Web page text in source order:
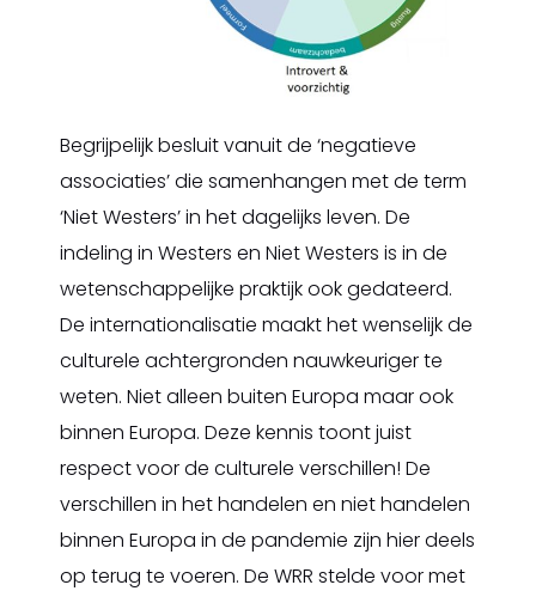
Begrijpelijk besluit vanuit de ‘negatieve
associaties’ die samenhangen met de term
‘Niet Westers’ in het dagelijks leven. De
indeling in Westers en Niet Westers is in de
wetenschappelijke praktijk ook gedateerd.
De internationalisatie maakt het wenselijk de
culturele achtergronden nauwkeuriger te
weten. Niet alleen buiten Europa maar ook
binnen Europa. Deze kennis toont juist
respect voor de culturele verschillen! De
verschillen in het handelen en niet handelen
binnen Europa in de pandemie zijn hier deels
op terug te voeren. De WRR stelde voor met